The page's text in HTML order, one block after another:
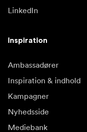
LinkedIn
Inspiration
Ambassadører
Inspiration & indhold
Kampagner
Nyhedsside
Mediebank